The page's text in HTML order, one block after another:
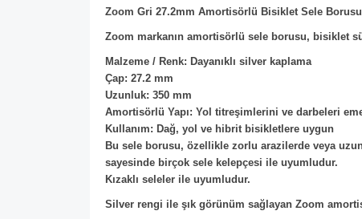
Zoom Gri 27.2mm Amortisörlü Bisiklet Sele
Zoom markanın amortisörlü sele borusu, bisiklet
Malzeme / Renk: Dayanıklı silver kaplama
Çap: 27.2 mm
Uzunluk: 350 mm
Amortisörlü Yapı: Yol titreşimlerini ve darbeleri
Kullanım: Dağ, yol ve hibrit bisikletlere uygun
Bu sele borusu, özellikle zorlu arazilerde veya
sayesinde birçok sele kelepçesi ile uyumludur.
Kızaklı seleler ile uyumludur.
Silver rengi ile şık görünüm sağlayan Zoom